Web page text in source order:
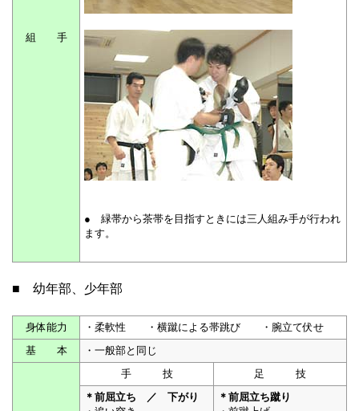
組 手
● 緑帯から茶帯を目指すときには三人組み手が行われ
ます。
■ 幼年部、少年部
身体能力
・柔軟性 ・横蹴による帯跳び ・腕立て伏せ
基 本
・一般部と同じ
手 技
足 技
＊前屈立ち ／ 下がり
＊前屈立ち蹴り